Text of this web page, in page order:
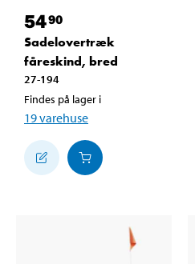
5490
Sadelovertræk
fåreskind, bred
27-194
Findes på lager i
19varehuse